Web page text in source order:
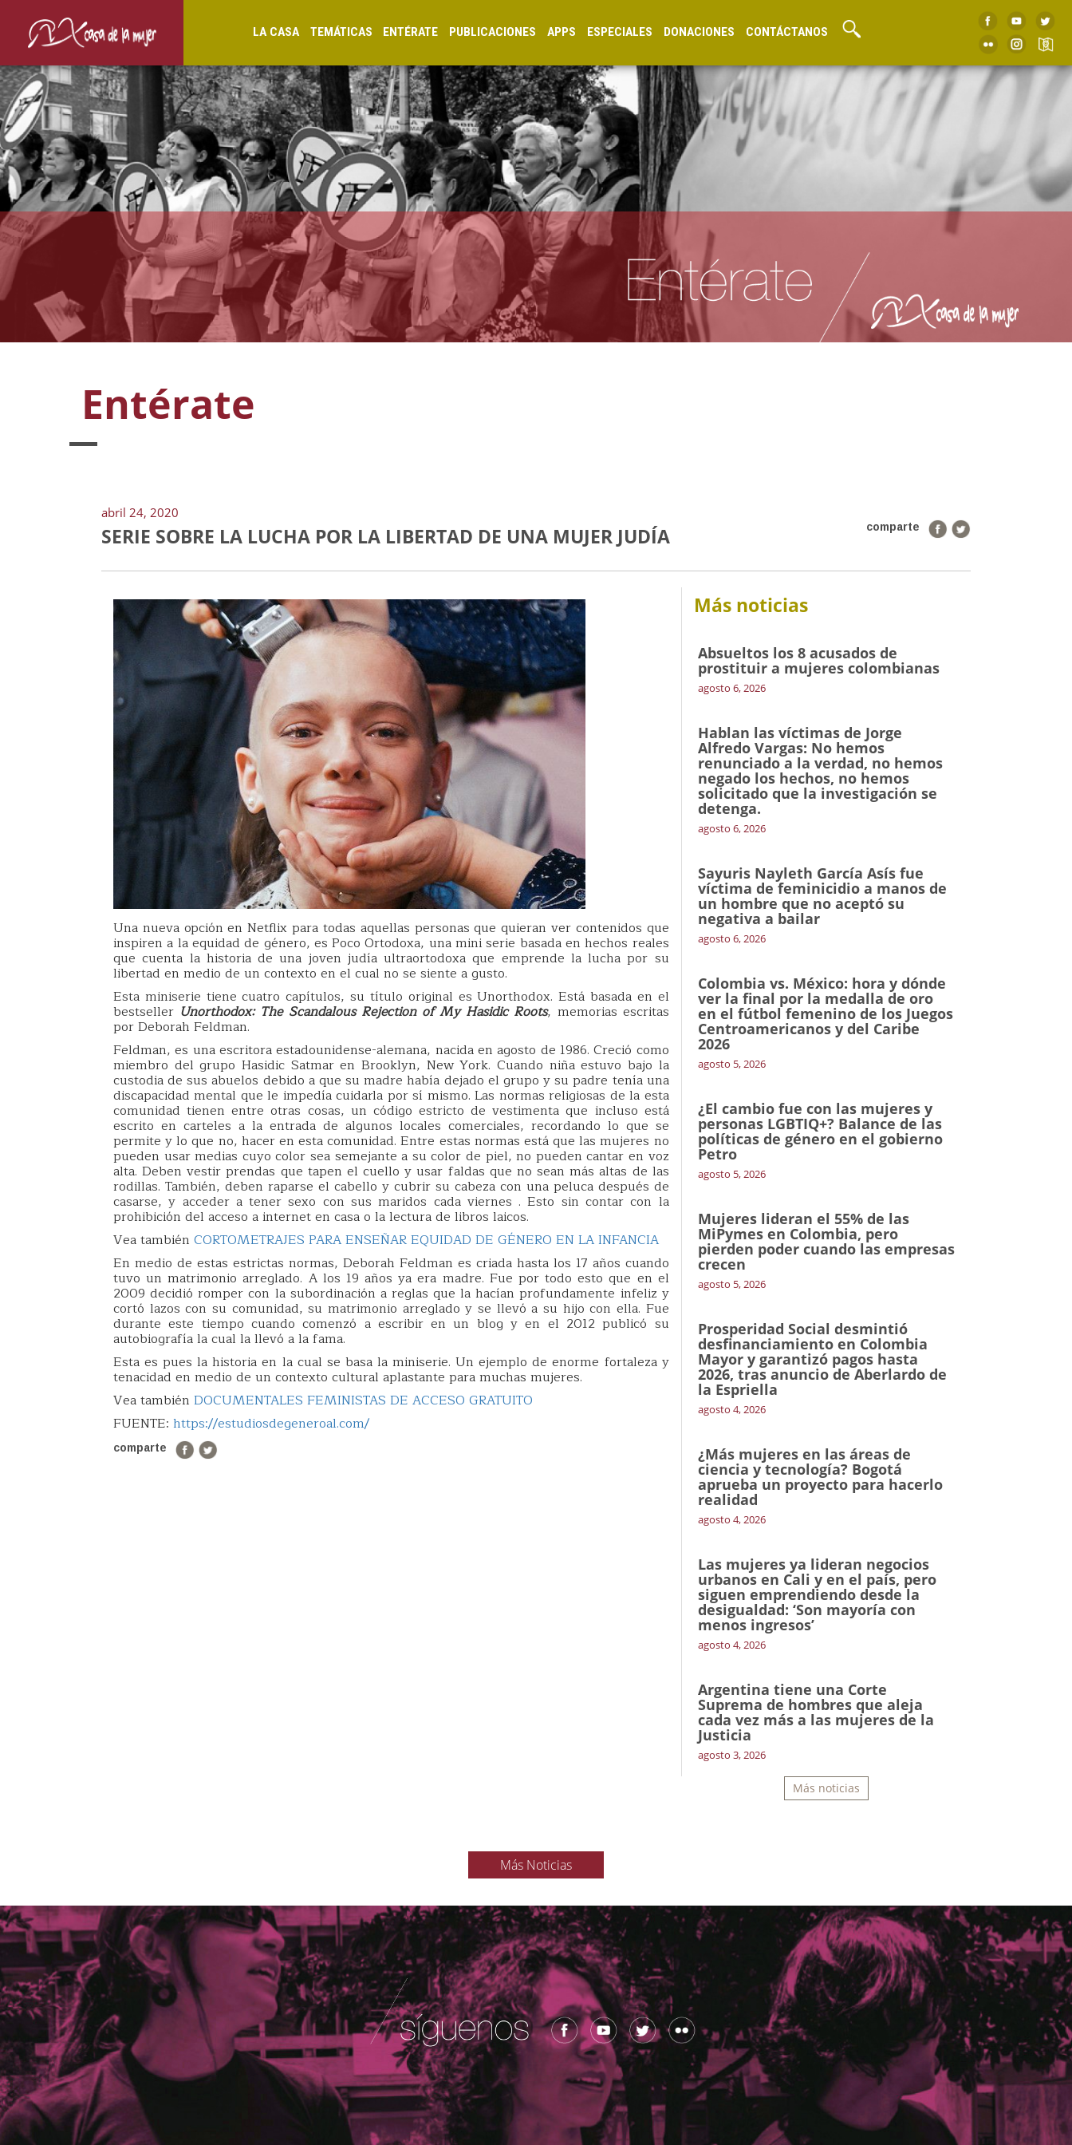
LA CASA TEMÁTICAS ENTÉRATE PUBLICACIONES APPS ESPECIALES DONACIONES CONTÁCTANOS
Entérate
abril 24, 2020
comparte
SERIE SOBRE LA LUCHA POR LA LIBERTAD DE UNA MUJER JUDÍA
Una nueva opción en Netflix para todas aquellas personas que quieran ver contenidos que
inspiren a la equidad de género, es Poco Ortodoxa, una mini serie basada en hechos reales
que cuenta la historia de una joven judía ultraortodoxa que emprende la lucha por su
libertad en medio de un contexto en el cual no se siente a gusto.
Esta miniserie tiene cuatro capítulos, su título original es Unorthodox. Está basada en el
bestseller Unorthodox: The Scandalous Rejection of My Hasidic Roots, memorias escritas
por Deborah Feldman.
Feldman, es una escritora estadounidense-alemana, nacida en agosto de 1986. Creció como
miembro del grupo Hasidic Satmar en Brooklyn, New York. Cuando niña estuvo bajo la
custodia de sus abuelos debido a que su madre había dejado el grupo y su padre tenía una
discapacidad mental que le impedía cuidarla por sí mismo. Las normas religiosas de la esta
comunidad tienen entre otras cosas, un código estricto de vestimenta que incluso está
escrito en carteles a la entrada de algunos locales comerciales, recordando lo que se
permite y lo que no, hacer en esta comunidad. Entre estas normas está que las mujeres no
pueden usar medias cuyo color sea semejante a su color de piel, no pueden cantar en voz
alta. Deben vestir prendas que tapen el cuello y usar faldas que no sean más altas de las
rodillas. También, deben raparse el cabello y cubrir su cabeza con una peluca después de
casarse, y acceder a tener sexo con sus maridos cada viernes . Esto sin contar con la
prohibición del acceso a internet en casa o la lectura de libros laicos.
Vea también CORTOMETRAJES PARA ENSEÑAR EQUIDAD DE GÉNERO EN LA INFANCIA
En medio de estas estrictas normas, Deborah Feldman es criada hasta los 17 años cuando
tuvo un matrimonio arreglado. A los 19 años ya era madre. Fue por todo esto que en el
2009 decidió romper con la subordinación a reglas que la hacían profundamente infeliz y
cortó lazos con su comunidad, su matrimonio arreglado y se llevó a su hijo con ella. Fue
durante este tiempo cuando comenzó a escribir en un blog y en el 2012 publicó su
autobiografía la cual la llevó a la fama.
Esta es pues la historia en la cual se basa la miniserie. Un ejemplo de enorme fortaleza y
tenacidad en medio de un contexto cultural aplastante para muchas mujeres.
Vea también DOCUMENTALES FEMINISTAS DE ACCESO GRATUITO
FUENTE: https://estudiosdegeneroal.com/
comparte
Más noticias
Absueltos los 8 acusados de
prostituir a mujeres colombianas
agosto 6, 2026
Hablan las víctimas de Jorge
Alfredo Vargas: No hemos
renunciado a la verdad, no hemos
negado los hechos, no hemos
solicitado que la investigación se
detenga.
agosto 6, 2026
Sayuris Nayleth García Asís fue
víctima de feminicidio a manos de
un hombre que no aceptó su
negativa a bailar
agosto 6, 2026
Colombia vs. México: hora y dónde
ver la final por la medalla de oro
en el fútbol femenino de los Juegos
Centroamericanos y del Caribe
2026
agosto 5, 2026
¿El cambio fue con las mujeres y
personas LGBTIQ+? Balance de las
políticas de género en el gobierno
Petro
agosto 5, 2026
Mujeres lideran el 55% de las
MiPymes en Colombia, pero
pierden poder cuando las empresas
crecen
agosto 5, 2026
Prosperidad Social desmintió
desfinanciamiento en Colombia
Mayor y garantizó pagos hasta
2026, tras anuncio de Aberlardo de
la Espriella
agosto 4, 2026
¿Más mujeres en las áreas de
ciencia y tecnología? Bogotá
aprueba un proyecto para hacerlo
realidad
agosto 4, 2026
Las mujeres ya lideran negocios
urbanos en Cali y en el país, pero
siguen emprendiendo desde la
desigualdad: ‘Son mayoría con
menos ingresos’
agosto 4, 2026
Argentina tiene una Corte
Suprema de hombres que aleja
cada vez más a las mujeres de la
Justicia
agosto 3, 2026
Más noticias
Más Noticias